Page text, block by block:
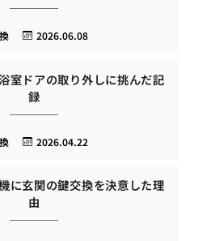
2026.06.08
室ドアの取り外しに挑んだ記
録
2026.04.22
に玄関の鍵交換を決意した理
由